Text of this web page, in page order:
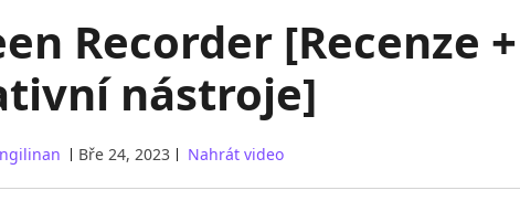
Recorder [Recenze +
nástroje]
Bře 24, 2023 Nahrát video